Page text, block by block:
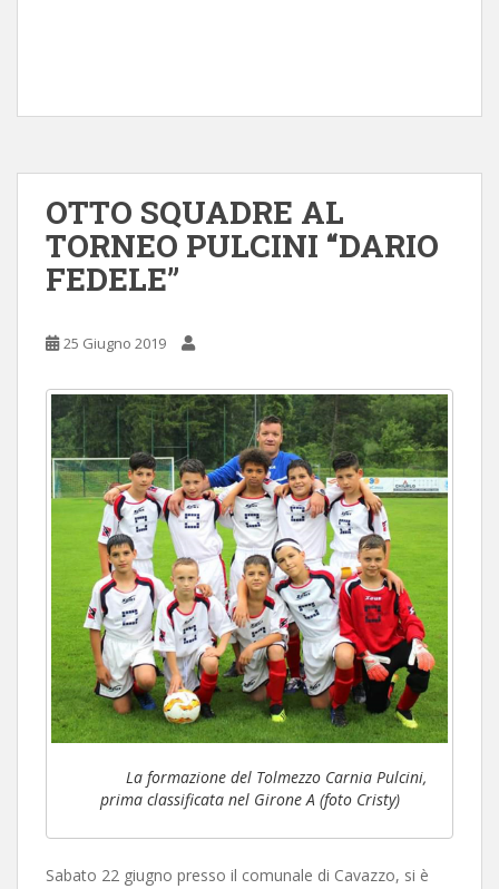
OTTO SQUADRE AL
TORNEO PULCINI “DARIO
FEDELE”
25 Giugno 2019
La formazione del Tolmezzo Carnia Pulcini,
prima classificata nel Girone A (foto Cristy)
Sabato 22 giugno presso il comunale di Cavazzo, si è